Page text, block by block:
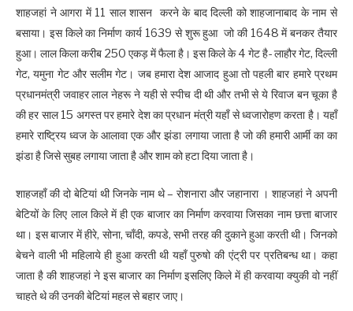
शाहजहां ने आगरा में 11 साल शासन करने के बाद दिल्ली को शाहजानाबाद के नाम से
बसाया। इस किले का निर्माण कार्य 1639 से शुरू हुआ जो की 1648 में बनकर तैयार
हुआ। लाल किला करीब 250 एकड़ में फैला है। इस किले के 4 गेट है- लाहौर गेट, दिल्ली
गेट, यमुना गेट और सलीम गेट। जब हमारा देश आजाद हुआ तो पहली बार हमारे प्रथम
प्रधानमंत्री जवाहर लाल नेहरू ने यही से स्पीच दी थी और तभी से ये रिवाज बन चूका है
की हर साल 15 अगस्त पर हमारे देश का प्रधान मंत्री यहाँ से ध्वजारोहण करता है। यहाँ
हमारे राष्ट्रिय ध्वज के आलावा एक और झंडा लगाया जाता है जो की हमारी आर्मी का का
झंडा है जिसे सुबह लगाया जाता है और शाम को हटा दिया जाता है।
शाहजहाँ की दो बेटियां थी जिनके नाम थे – रोशनारा और जहानारा । शाहजहां ने अपनी
बेटियों के लिए लाल किले में ही एक बाजार का निर्माण करवाया जिसका नाम छत्ता बाजार
था। इस बाजार में हीरे, सोना, चाँदी, कपडे, सभी तरह की दुकाने हुआ करती थी। जिनको
बेचने वाली भी महिलाये ही हुआ करती थी यहाँ पुरुषो की एंट्री पर प्रतिबन्ध था। कहा
जाता है की शाहजहां ने इस बाजार का निर्माण इसलिए किले में ही करवाया क्युकी वो नहीं
चाहते थे की उनकी बेटियां महल से बहार जाए।